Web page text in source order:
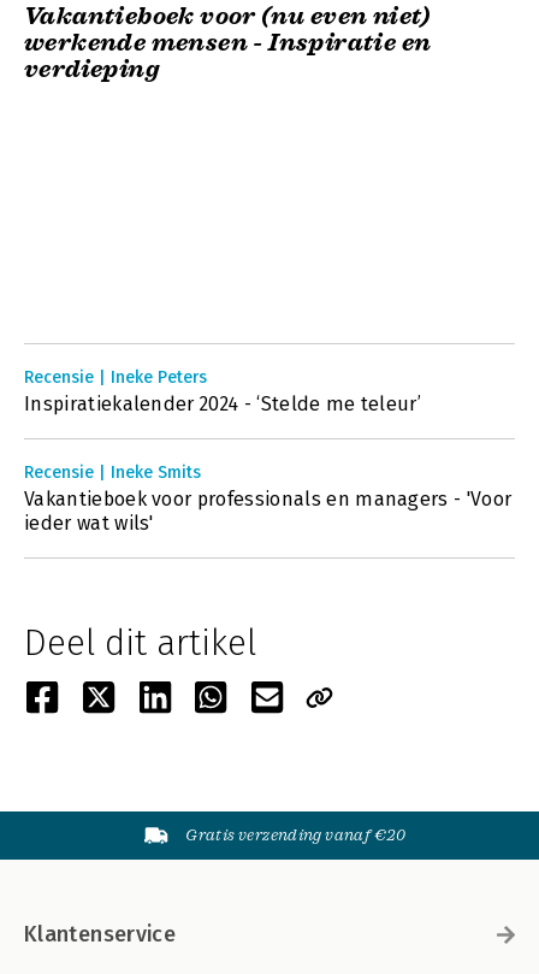
Vakantieboek voor (nu even niet)
werkende mensen - Inspiratie en
verdieping
Recensie | Ineke Peters
Inspiratiekalender 2024 - ‘Stelde me teleur’
Recensie | Ineke Smits
Vakantieboek voor professionals en managers - 'Voor
ieder wat wils'
Deel dit artikel
Gratis verzending vanaf €20
Klantenservice